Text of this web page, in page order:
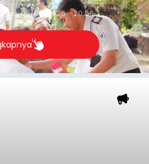
Thu, 08/06/2026 - 20:56